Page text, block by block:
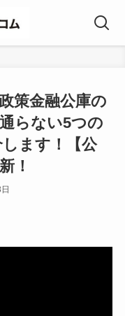
策金融公庫の
らない5つの
ます！【公
！